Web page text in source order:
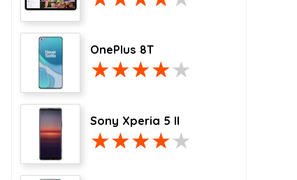
OnePlus 8T
Sony Xperia 5 II